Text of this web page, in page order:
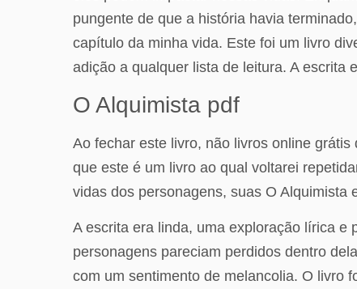
pungente de que a história havia
capítulo da minha vida. Este foi um livro
adição a qualquer lista de leitura. A escrita
O Alquimista pdf
Ao fechar este livro, não livros online
que este é um livro ao qual voltarei
vidas dos personagens, suas O Alquimista
A escrita era linda, uma exploração lírica e
personagens pareciam perdidos dentro
com um sentimento de melancolia. O livro